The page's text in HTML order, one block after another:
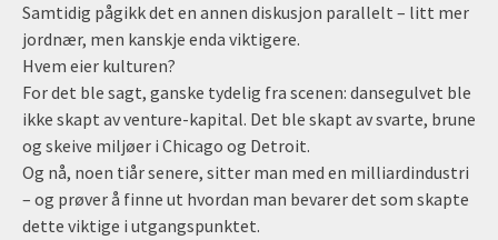
Samtidig pågikk det en annen diskusjon parallelt – litt mer
jordnær, men kanskje enda viktigere.
Hvem eier kulturen?
For det ble sagt, ganske tydelig fra scenen: dansegulvet ble
ikke skapt av venture-kapital. Det ble skapt av svarte, brune
og skeive miljøer i Chicago og Detroit.
Og nå, noen tiår senere, sitter man med en milliardindustri
– og prøver å finne ut hvordan man bevarer det som skapte
dette viktige i utgangspunktet.